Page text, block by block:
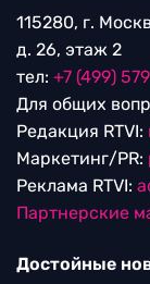
115280, г.
д. 26, этаж 2
тел: +7 (499)
Для общих
Редакция RTVI:
Маркетинг/PR:
Реклама RTVI:
Партнерские
Достойные